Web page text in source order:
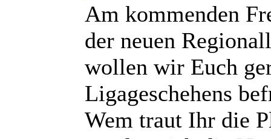
Am kommenden
der neuen
wollen wir Euch
Ligageschehens
Wem traut Ihr die